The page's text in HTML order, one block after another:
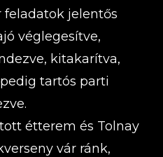
jelentős
véglegesítve,
kitakarítva,
tartós parti
étterem és Tolnay
vár ránk,